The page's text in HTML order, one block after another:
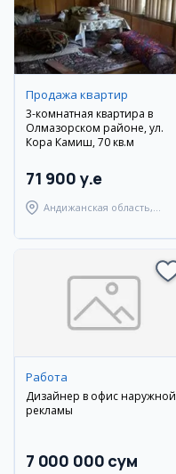
Продажа квартир
3-комнатная квартира в
Олмазорском районе, ул.
Кора Камиш, 70 кв.м
71 900 y.e
Андижанская область,
Работа
Дизайнер в офис наружной
рекламы
7 000 000 сум